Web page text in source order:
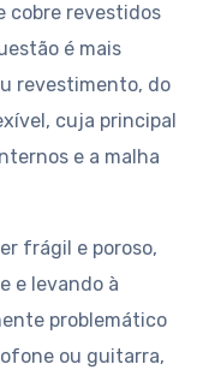
cobre revestidos
é mais
revestimento, do
cuja principal
e a malha
frágil e poroso,
e levando à
problemático
ou guitarra,